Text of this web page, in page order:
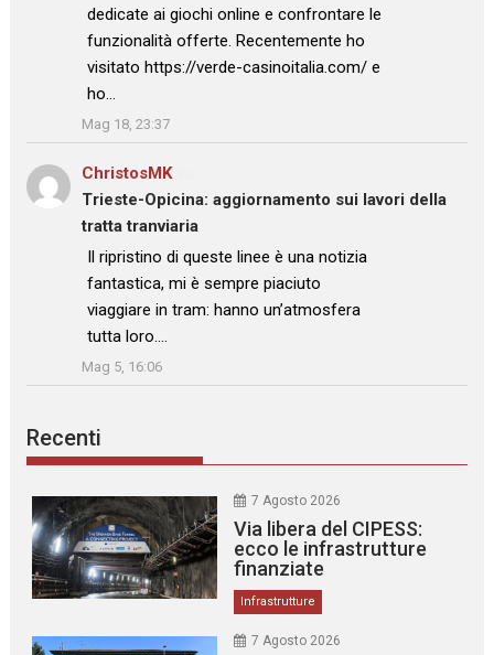
dedicate ai giochi online e confrontare le
funzionalità offerte. Recentemente ho
visitato https://verde-casinoitalia.com/ e
ho…
”
Mag 18, 23:37
ChristosMKsu
Trieste-Opicina: aggiornamento sui lavori della
tratta tranviaria
: “
Il ripristino di queste linee è una notizia
fantastica, mi è sempre piaciuto
viaggiare in tram: hanno un’atmosfera
tutta loro.…
”
Mag 5, 16:06
Recenti
7 Agosto 2026
Via libera del CIPESS:
ecco le infrastrutture
finanziate
Infrastrutture
7 Agosto 2026